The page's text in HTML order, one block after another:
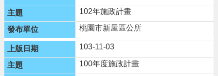
隱
私
權
政
策
政
102年施政計畫
桃園市新屋區公所
103-11-03
100年度施政計畫